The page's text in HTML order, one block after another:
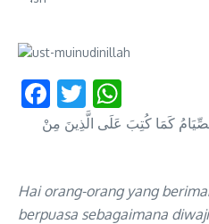
Facebook
Twitter
كَمَا كُتِبَ عَلَى الَّذِينَ مِنْ
Hai orang-orang yang
berpuasa sebagaimana